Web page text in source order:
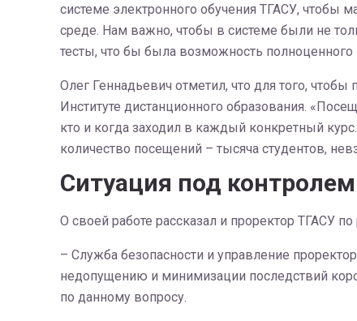
системе электронного обучения ТГАСУ, чтобы
среде. Нам важно, чтобы в системе были не
тесты, что бы была возможность полноценного
Олег Геннадьевич отметил, что для того,
Институте дистанционного образования.
кто и когда заходил в каждый конкретный
количество посещений – тысяча студентов,
Ситуация под контролем
О своей работе рассказал и проректор ТГАСУ
– Служба безопасности и управление
недопущению и минимизации последствий
по данному вопросу.